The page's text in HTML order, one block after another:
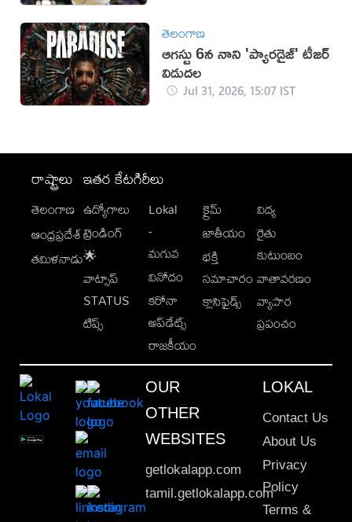
తెలంగాణ
ఆగస్టు 6న నాని 'ప్యారడైజ్' టీజర్
విడుదల
Jul 31, 2026, 15:07 IST
రాష్ట్రాలు
తెలంగాణ
ఆంధ్రప్రదేశ్
తమిళనాడు
ఇతర కేటగిరీలు
ఉద్యోగాలు
ట్రెండింగ్
🌟
వాట్సాప్
STATUS
టిప్స్
Lokal
-
మగువ
వినోదం
కరోనా
అప్‌డేట్స్
రాజకీయం
క్రైమ్
జాతీయం
భక్తి
సమాచారం
క్లాసిఫైడ్స్
విద్య
రైతు
కుటుంబం
వాతావరణం
వ్యాపార
ప్రపంచం
OUR
OTHER
WEBSITES
getlokalapp.com
tamil.getlokalapp.com
LOKAL
Contact Us
About Us
Privacy
Policy
Terms &